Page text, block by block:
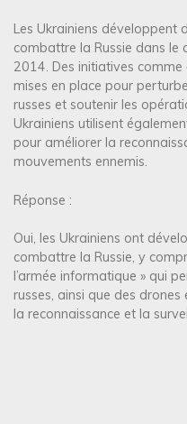
Les Ukrainiens développent
combattre la Russie dans le
2014. Des initiatives comme
mises en place pour
russes et soutenir les
Ukrainiens utilisent
pour améliorer la
mouvements ennemis.
Réponse :
Oui, les Ukrainiens ont
combattre la Russie, y
l’armée informatique » qui
russes, ainsi que des
la reconnaissance et la